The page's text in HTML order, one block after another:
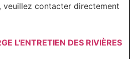
veuillez contacter directement
L'ENTRETIEN DES RIVIÈRES